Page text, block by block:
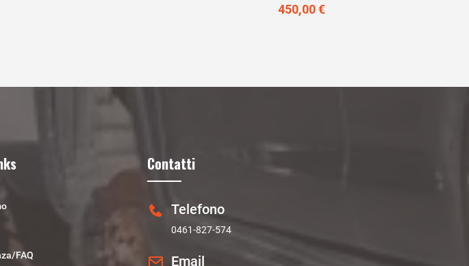
450,00 €
FAQ
Contatti
Telefono
0461-827-574
Email